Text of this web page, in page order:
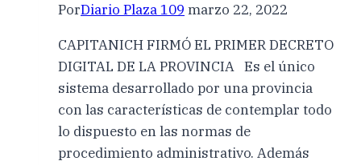
PorDiario Plaza 109 marzo 22, 2022
CAPITANICH FIRMÓ EL PRIMER DECRETO
DIGITAL DE LA PROVINCIA Es el único
sistema desarrollado por una provincia
con las características de contemplar todo
lo dispuesto en las normas de
procedimiento administrativo. Además